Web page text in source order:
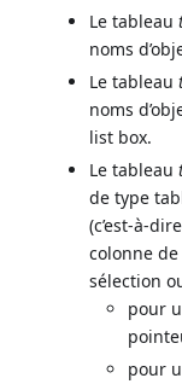
Le tableau
noms
Le tableau
noms
list box.
Le tableau
de type
(c’est-à-
colonne
sélection
pour
pour